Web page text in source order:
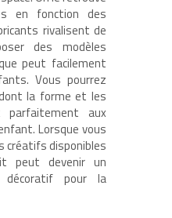
en fonction des
rivalisent de
des modèles
peut facilement
Vous pourrez
la forme et les
parfaitement aux
Lorsque vous
créatifs disponibles
peut devenir un
décoratif pour la